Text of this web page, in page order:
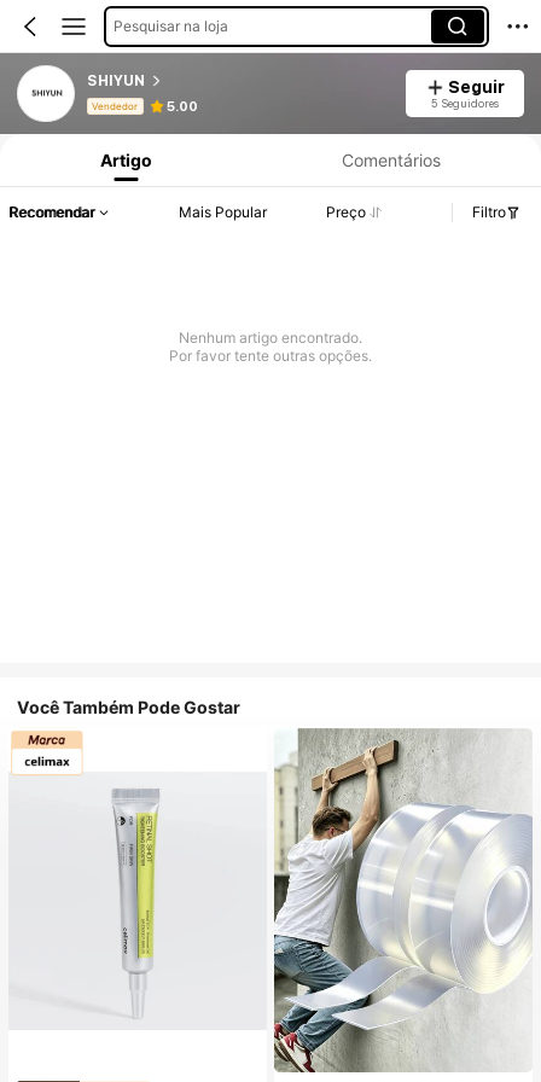
Pesquisar na loja
SHIYUN
Vendedor 5.00
Seguir
5 Seguidores
Informações do Produto: Divulgação de Preço, Vendas e Detalhes de Stock.
Artigo Comentários
Recomendar Mais Popular Preço Filtro
Nenhum artigo encontrado.
Por favor tente outras opções.
Você Também Pode Gostar